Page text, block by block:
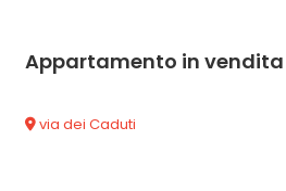
Appartamento in
via dei Caduti